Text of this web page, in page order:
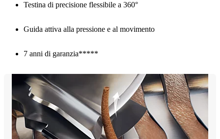
Testina di precisione flessibile a 360°
Guida attiva alla pressione e al movimento
7 anni di garanzia*****